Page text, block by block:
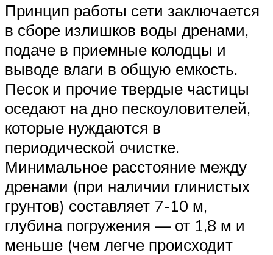
Принцип работы сети заключается
в сборе излишков воды дренами,
подаче в приемные колодцы и
выводе влаги в общую емкость.
Песок и прочие твердые частицы
оседают на дно пескоуловителей,
которые нуждаются в
периодической очистке.
Минимальное расстояние между
дренами (при наличии глинистых
грунтов) составляет 7-10 м,
глубина погружения — от 1,8 м и
меньше (чем легче происходит